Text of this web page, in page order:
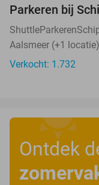
Parkeren bij
Aalsmeer (+1 locatie)
Verkocht: 1.732
Ontdek